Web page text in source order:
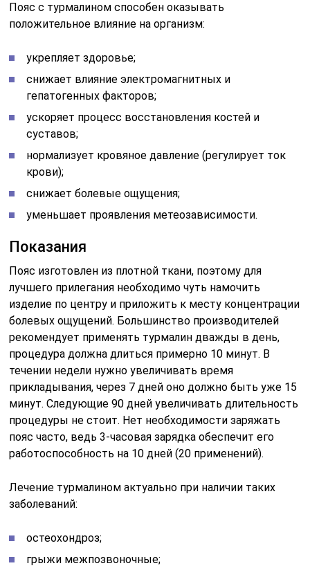
Пояс с турмалином способен оказывать
положительное влияние на организм:
укрепляет здоровье;
снижает влияние электромагнитных и
гепатогенных факторов;
ускоряет процесс восстановления костей и
суставов;
нормализует кровяное давление (регулирует ток
крови);
снижает болевые ощущения;
уменьшает проявления метеозависимости.
Показания
Пояс изготовлен из плотной ткани, поэтому для
лучшего прилегания необходимо чуть намочить
изделие по центру и приложить к месту концентрации
болевых ощущений. Большинство производителей
рекомендует применять турмалин дважды в день,
процедура должна длиться примерно 10 минут. В
течении недели нужно увеличивать время
прикладывания, через 7 дней оно должно быть уже 15
минут. Следующие 90 дней увеличивать длительность
процедуры не стоит. Нет необходимости заряжать
пояс часто, ведь 3-часовая зарядка обеспечит его
работоспособность на 10 дней (20 применений).
Лечение турмалином актуально при наличии таких
заболеваний:
остеохондроз;
грыжи межпозвоночные;